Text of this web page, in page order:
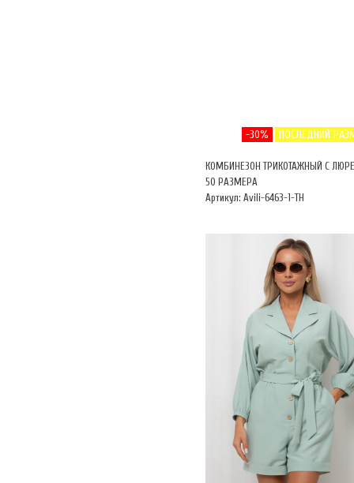
-30% ПОСЛЕДНИЙ
КОМБИНЕЗОН ТРИКОТАЖНЫЙ С
50 РАЗМЕРА
Артикул: Avili-6463-1-ТН